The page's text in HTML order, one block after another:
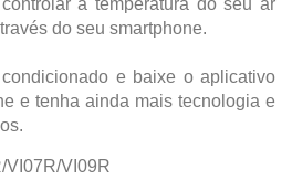
a temperatura do seu ar
do seu smartphone.
e baixe o aplicativo
e tenha ainda mais tecnologia e
VI07R/VI09R